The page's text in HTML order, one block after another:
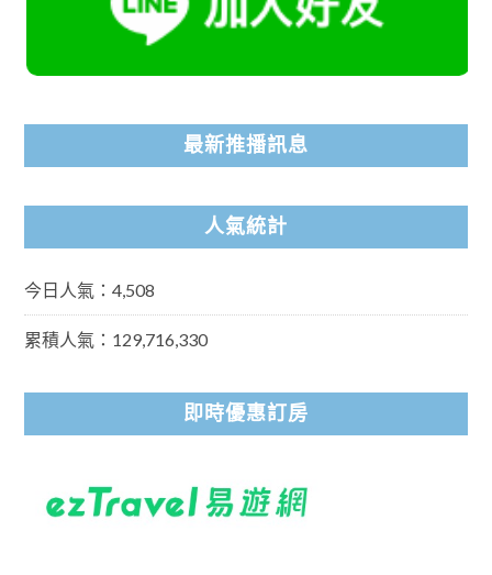
最新推播訊息
人氣統計
今日人氣：4,508
累積人氣：129,716,330
即時優惠訂房